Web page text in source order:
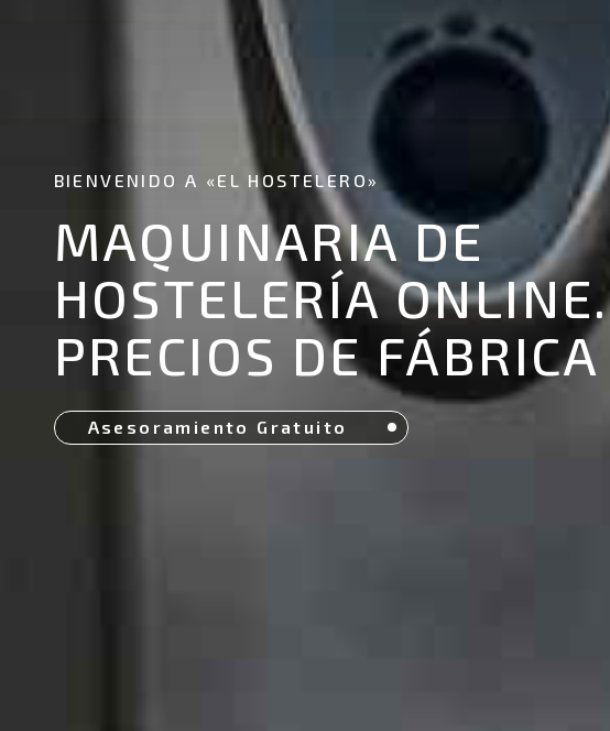
BIENVENIDO A «EL HOSTELERO»
MAQUINARIA DE
HOSTELERÍA ONLINE.
PRECIOS DE FÁBRICA
Asesoramiento Gratuito